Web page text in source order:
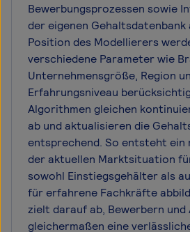
Bewerbungsprozessen sowie
der eigenen Gehaltsdatenbank
Position des Modellierers
verschiedene Parameter wie
Unternehmensgröße, Region
Erfahrungsniveau
Algorithmen gleichen
ab und aktualisieren die
entsprechend. So entsteht ein
der aktuellen Marktsituation
sowohl Einstiegsgehälter als
für erfahrene Fachkräfte
zielt darauf ab, Bewerbern
gleichermaßen eine